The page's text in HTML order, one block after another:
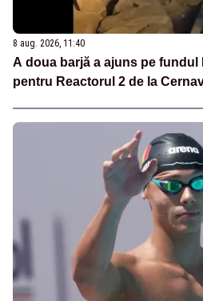
8 aug. 2026, 11:40
A doua barjă a ajuns pe fundul
pentru Reactorul 2 de la